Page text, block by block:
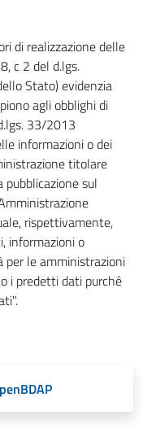
di realizzazione delle
c 2 del d.lgs.
Stato) evidenzia
agli obblighi di
33/2013
informazioni o dei
titolare
sul
rispettivamente,
informazioni o
per le amministrazioni
i predetti dati purché